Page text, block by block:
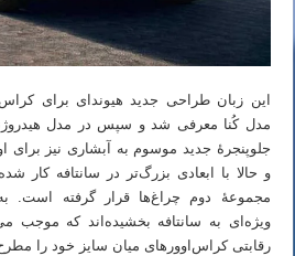
این زبان طراحی جدید هیوندای برای
مدل کُنا معرفی شد و سپس در مدل
و حالا با ابعادی بزرگ‌تر در سانتافه کار
مجموعهٔ دوم چراغ‌ها قرار گرفته است.
ویژه‌ای به سانتافه بخشیده‌اند که موجب
رقابتی کراس‌اوورهای میان سایز خود را